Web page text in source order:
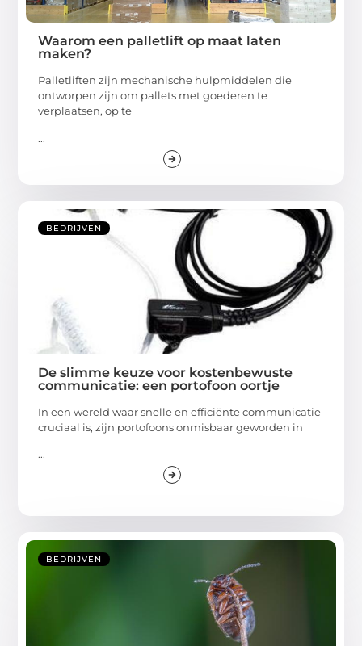
Waarom een palletlift op maat laten
maken?
Palletliften zijn mechanische hulpmiddelen die
ontworpen zijn om pallets met goederen te
verplaatsen, op te
...
BEDRIJVEN
De slimme keuze voor kostenbewuste
communicatie: een portofoon oortje
In een wereld waar snelle en efficiënte communicatie
cruciaal is, zijn portofoons onmisbaar geworden in
...
BEDRIJVEN